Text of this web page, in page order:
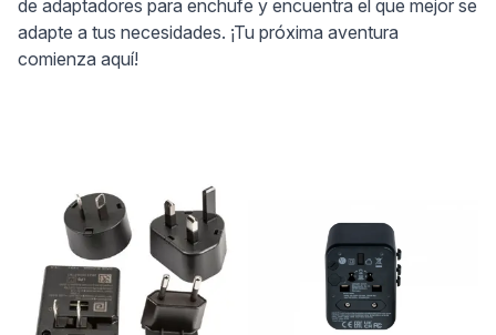
de adaptadores para enchufe y encuentra el que mejor se
adapte a tus necesidades. ¡Tu próxima aventura
comienza aquí!